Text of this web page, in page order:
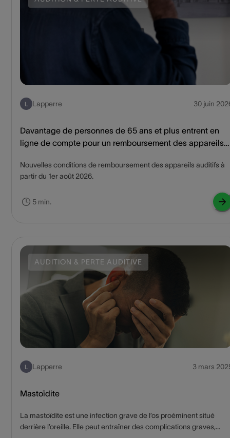
L Lapperre 30 juin
Davantage de personnes de 65 ans et plus entrent en
ligne de compte pour un remboursement des appareils
Nouvelles conditions de remboursement des appareils auditifs à
partir du 1er août 2026.
5 min.
AUDITION & PERTE AUDITIVE
L Lapperre 3 mars
Mastoïdite
La mastoïdite est une infection grave de l’os proéminent situé
derrière l’oreille. Elle peut entraîner des complications graves,